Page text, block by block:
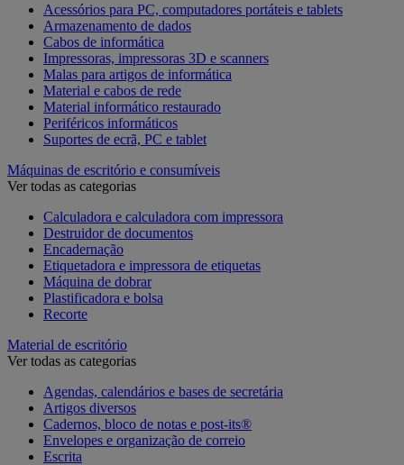
Acessórios para PC, computadores portáteis e tablets
Armazenamento de dados
Cabos de informática
Impressoras, impressoras 3D e scanners
Malas para artigos de informática
Material e cabos de rede
Material informático restaurado
Periféricos informáticos
Suportes de ecrã, PC e tablet
Máquinas de escritório e consumíveis
Ver todas as categorias
Calculadora e calculadora com impressora
Destruidor de documentos
Encadernação
Etiquetadora e impressora de etiquetas
Máquina de dobrar
Plastificadora e bolsa
Recorte
Material de escritório
Ver todas as categorias
Agendas, calendários e bases de secretária
Artigos diversos
Cadernos, bloco de notas e post-its®
Envelopes e organização de correio
Escrita